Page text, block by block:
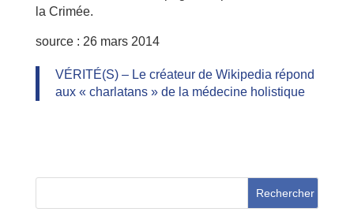
la Crimée.
source : 26 mars 2014
VÉRITÉ(S) – Le créateur de Wikipedia répond
aux « charlatans » de la médecine holistique